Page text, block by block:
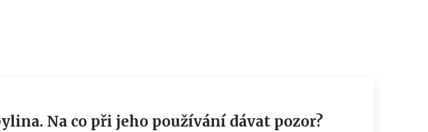
Na co při jeho používání dávat pozor?